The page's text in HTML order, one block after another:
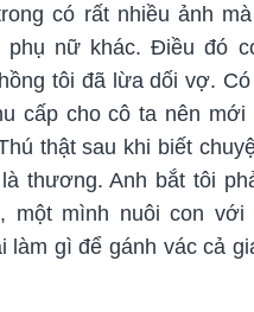
có rất nhiều ảnh
nữ khác. Điều đó
tôi đã lừa dối vợ.
cấp cho cô ta nên mới
thật sau khi biết
thương. Anh bắt tôi
một mình nuôi con với
làm gì để gánh vác cả